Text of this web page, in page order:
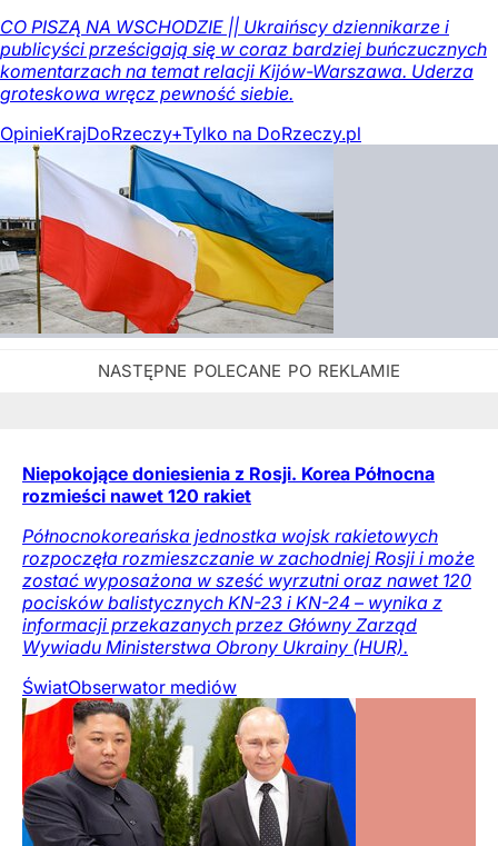
CO PISZĄ NA WSCHODZIE || Ukraińscy dziennikarze i
publicyści prześcigają się w coraz bardziej buńczucznych
komentarzach na temat relacji Kijów-Warszawa. Uderza
groteskowa wręcz pewność siebie.
OpinieKrajDoRzeczy+Tylko na DoRzeczy.pl
Niepokojące doniesienia z Rosji. Korea Północna
rozmieści nawet 120 rakiet
Północnokoreańska jednostka wojsk rakietowych
rozpoczęła rozmieszczanie w zachodniej Rosji i może
zostać wyposażona w sześć wyrzutni oraz nawet 120
pocisków balistycznych KN-23 i KN-24 – wynika z
informacji przekazanych przez Główny Zarząd
Wywiadu Ministerstwa Obrony Ukrainy (HUR).
ŚwiatObserwator mediów